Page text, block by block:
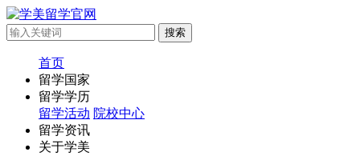
首页
留学国家
留学学历
留学活动 院校中心
留学资讯
关于学美